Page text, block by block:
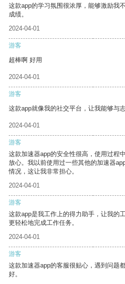
这款app的学习氛围很浓厚，能够激励我
成绩。
2024-04-01
游客
超棒啊 好用
2024-04-01
游客
这款app就像我的社交平台，让我能够与
2024-04-01
游客
这款加速器app的安全性很高，使用过程
放心。我以前使用过一些其他的加速器
情况，这让我非常担心。
2024-04-01
游客
这款app是我工作上的得力助手，让我的
更轻松地完成工作任务。
2024-04-01
游客
这款加速器app的客服很贴心，遇到问题
好。